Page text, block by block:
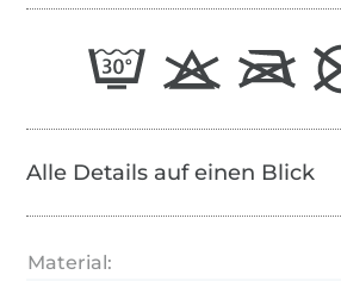
Alle Details auf einen Blick
Material: